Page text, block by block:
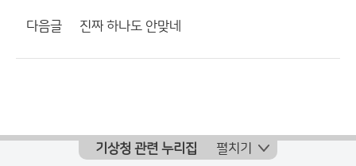
다음글 진짜 하나도 안맞네
기상청 관련 누리집 펼치기